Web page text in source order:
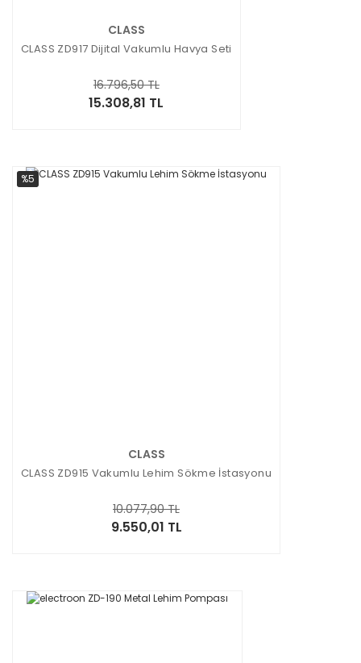
CLASS
CLASS ZD917 Dijital Vakumlu Havya Seti
15.308,81 TL
16.796,50 TL
%5
CLASS
CLASS ZD915 Vakumlu Lehim Sökme İstasyonu
9.550,01 TL
10.077,90 TL